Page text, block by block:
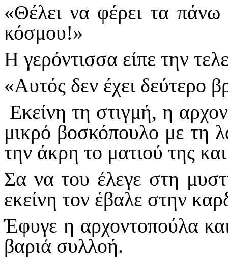
«Θέλει να φέρει τα
κόσ­μου!»
Η γερόντισσα είπε την
«Αυτός δεν έχει δεύτερο
Εκείνη τη στιγμή, η
μικρό βοσκόπουλο με τη
την άκρη το ματιού της
Σα να του έλεγε στη
εκείνη τον έβαλε στην
Έφυγε η αρχοντοπούλα
βαριά συλλοή.